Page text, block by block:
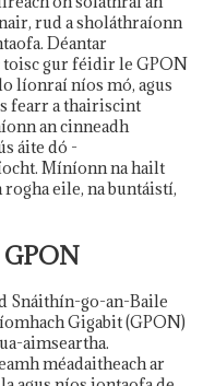
rud a sholáthraíonn
Déantar
gur féidir le GPON
líonraí níos mó, agus
fearr a thairiscint
an cinneadh
áite dó -
Míníonn na hailt
rogha eile, na buntáistí,
Snáithín-go-an-Baile
Gigabit (GPON)
aimseartha.
méadaitheach ar